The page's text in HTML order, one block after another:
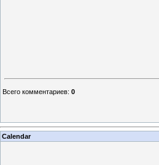
Всего комментариев: 0
Calendar